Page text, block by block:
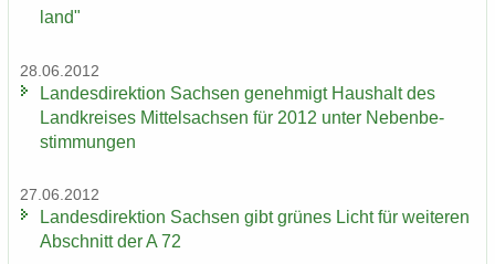
land"
28.06.2012
Lan­des­di­rek­ti­on Sach­sen ge­neh­migt Haus­halt des
Land­krei­ses Mit­tel­sach­sen für 2012 unter Ne­ben­be­
stim­mun­gen
27.06.2012
Lan­des­di­rek­ti­on Sach­sen gibt grü­nes Licht für wei­te­ren
Ab­schnitt der A 72